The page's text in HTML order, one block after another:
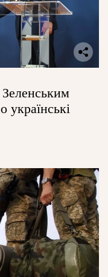
Зеленським
українські